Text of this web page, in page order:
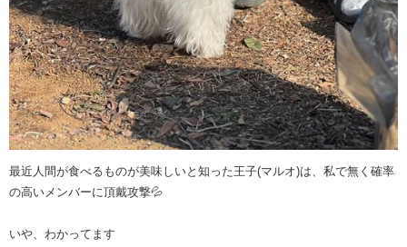
最近人間が食べるものが美味しいと知った王子(マルオ)は、私で無く確率
の高いメンバーに頂戴攻撃💦
いや、わかってます